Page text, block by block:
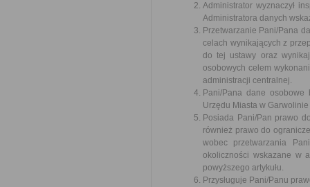
Administrator wyznaczył
Administratora danych
Przetwarzanie Pani/Pana
celach wynikających z
do tej ustawy oraz
osobowych celem
administracji centralnej.
Pani/Pana dane osobowe
Urzędu Miasta w Garwolinie
Posiada Pani/Pan prawo
również prawo do
wobec przetwarzania
okoliczności wskazane w
powyższego artykułu.
Przysługuje Pani/Panu